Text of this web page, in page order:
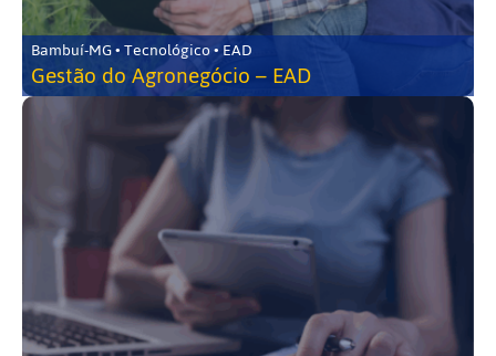
Bambuí-MG • Tecnológico • EAD
Gestão do Agronegócio – EAD